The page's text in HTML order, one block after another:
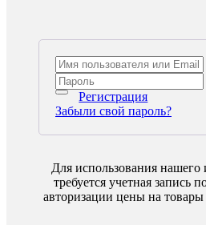
Регистрация
Забыли свой пароль?
Для использования нашего
требуется учетная запись
авторизации цены на товары